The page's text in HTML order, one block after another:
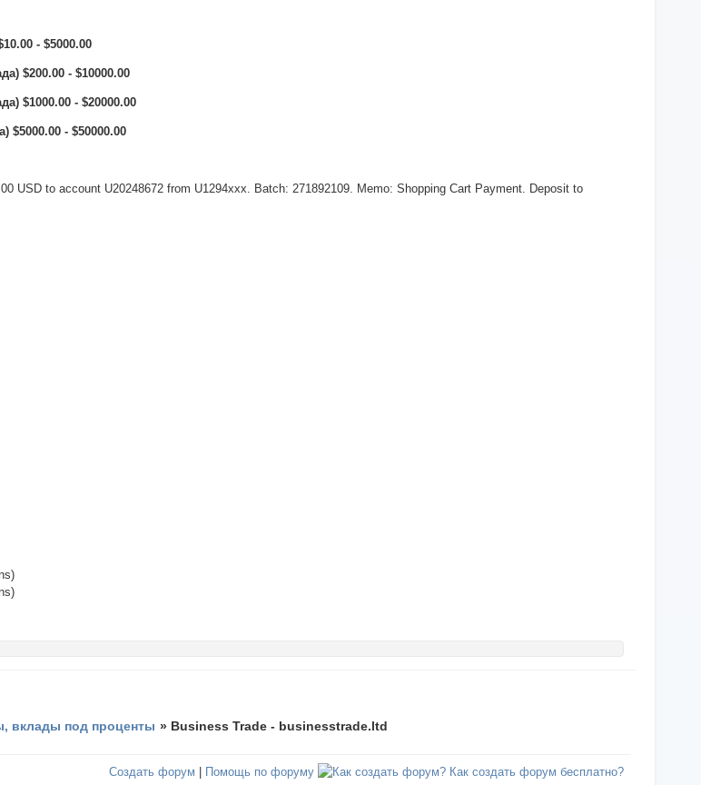
- $5000.00
$200.00 - $10000.00
$1000.00 - $20000.00
$5000.00 - $50000.00
USD to account U20248672 from U1294xxx. Batch: 271892109. Memo: Shopping Cart Payment. Deposit to
вклады под проценты » Business Trade - businesstrade.ltd
Создать форум Помощь по форуму